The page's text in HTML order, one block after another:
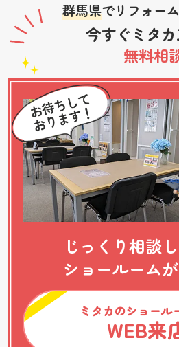
群馬県でリフォー
今すぐミタ
無料相
じっくり相談
ショールーム
ミタカのショール
WEB来